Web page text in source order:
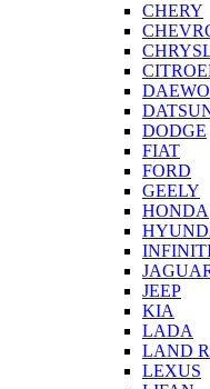
CHERY
DODGE
FIAT
FORD
GEELY
HONDA
JEEP
KIA
LADA
LAND
LEXUS